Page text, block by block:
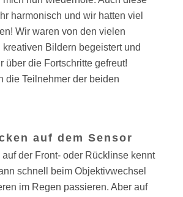
harmonisch und wir hatten viel
Wir waren von den vielen
Bildern begeistert und
über die Fortschritte gefreut!
die Teilnehmer der beiden
auf dem Sensor
der Front- oder Rücklinse kennt
schnell beim Objektivwechsel
im Regen passieren. Aber auf